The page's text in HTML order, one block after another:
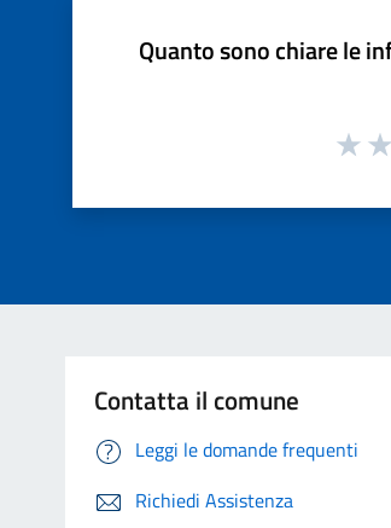
Quanto sono chiare le
Contatta il comune
Leggi le domande frequenti
Richiedi Assistenza